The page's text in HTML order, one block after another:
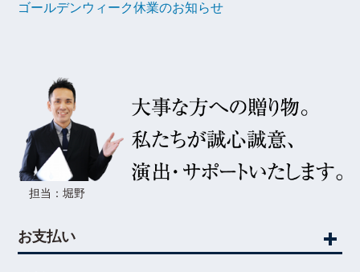
ゴールデンウィーク休業のお知らせ
担当：堀野
お支払い